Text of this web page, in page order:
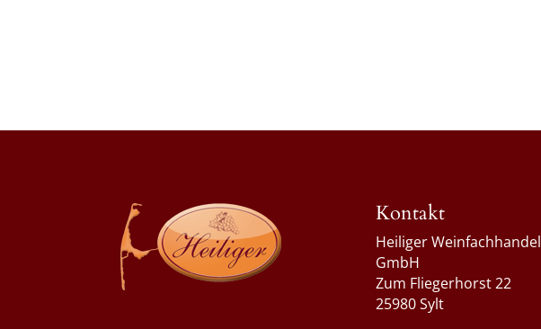
Kontakt
Heiliger Weinfachhandel
GmbH
Zum Fliegerhorst 22
25980 Sylt